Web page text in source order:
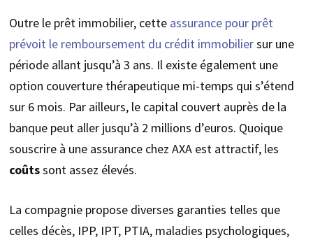
Outre le prêt immobilier, cette assurance pour prêt
prévoit le remboursement du crédit immobiliersur une
période allant jusqu’à 3 ans. Il existe également une
option couverture thérapeutique mi-temps qui s’étend
sur 6 mois. Par ailleurs, le capital couvert auprès de la
banque peut aller jusqu’à 2 millions d’euros. Quoique
souscrire à une assurance chez AXA est attractif, les
coûtssont assez élevés.
La compagnie propose diverses garanties telles que
celles décès, IPP, IPT, PTIA, maladies psychologiques,